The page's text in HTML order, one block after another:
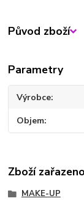
Původ zboží
Parametry
Výrobce
Objem
Zboží
MAKE-UP